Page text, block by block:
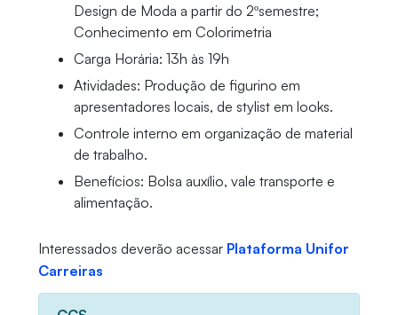
Design de Moda a partir do 2ºsemestre;
Conhecimento em Colorimetria
Carga Horária: 13h às 19h
Atividades: Produção de figurino em
apresentadores locais, de stylist em looks.
Controle interno em organização de material
de trabalho.
Benefícios: Bolsa auxílio, vale transporte e
alimentação.
Interessados deverão acessar Plataforma Unifor
Carreiras